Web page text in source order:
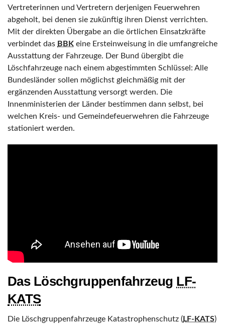
Vertreterinnen und Vertretern derjenigen Feuerwehren
abgeholt, bei denen sie zukünftig ihren Dienst verrichten.
Mit der direkten Übergabe an die örtlichen Einsatzkräfte
verbindet das BBK eine Ersteinweisung in die umfangreiche
Ausstattung der Fahrzeuge. Der Bund übergibt die
Löschfahrzeuge nach einem abgestimmten Schlüssel: Alle
Bundesländer sollen möglichst gleichmäßig mit der
ergänzenden Ausstattung versorgt werden. Die
Innenministerien der Länder bestimmen dann selbst, bei
welchen Kreis- und Gemeindefeuerwehren die Fahrzeuge
stationiert werden.
Das Löschgruppenfahrzeug LF-
KATS
Die Löschgruppenfahrzeuge Katastrophenschutz (LF-KATS)